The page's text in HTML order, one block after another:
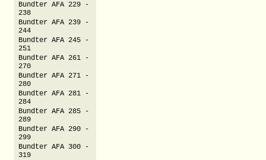
Bundter AFA 229 -
238
Bundter AFA 239 -
244
Bundter AFA 245 -
251
Bundter AFA 261 -
270
Bundter AFA 271 -
280
Bundter AFA 281 -
284
Bundter AFA 285 -
289
Bundter AFA 290 -
299
Bundter AFA 300 -
319